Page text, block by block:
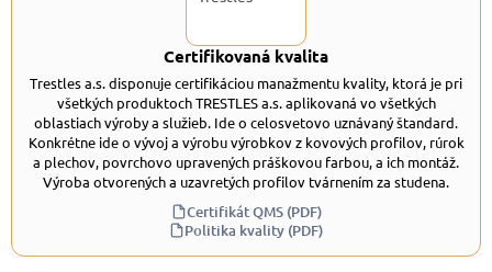
Certifikovaná kvalita
Trestles a.s. disponuje certifikáciou manažmentu kvality, ktorá je pri
všetkých produktoch TRESTLES a.s. aplikovaná vo všetkých
oblastiach výroby a služieb. Ide o celosvetovo uznávaný štandard.
Konkrétne ide o vývoj a výrobu výrobkov z kovových profilov, rúrok
a plechov, povrchovo upravených práškovou farbou, a ich montáž.
Výroba otvorených a uzavretých profilov tvárnením za studena.
Certifikát QMS (PDF)
Politika kvality (PDF)